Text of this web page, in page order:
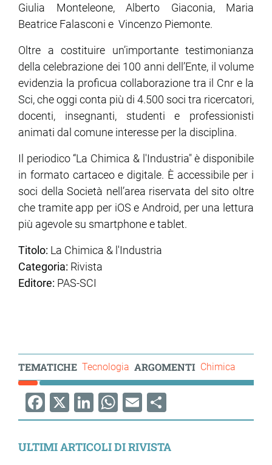
Giulia Monteleone, Alberto Giaconia, Maria
Beatrice Falasconi e Vincenzo Piemonte.
Oltre a costituire un’importante testimonianza
della celebrazione dei 100 anni dell’Ente, il volume
evidenzia la proficua collaborazione tra il Cnr e la
Sci, che oggi conta più di 4.500 soci tra ricercatori,
docenti, insegnanti, studenti e professionisti
animati dal comune interesse per la disciplina.
Il periodico “La Chimica & l'Industria" è disponibile
in formato cartaceo e digitale. È accessibile per i
soci della Società nell’area riservata del sito oltre
che tramite app per iOS e Android, per una lettura
più agevole su smartphone e tablet.
Titolo: La Chimica & l'Industria
Categoria: Rivista
Editore: PAS-SCI
TEMATICHE Tecnologia ARGOMENTI Chimica
Facebook
X LinkedIn
WhatsApp
EmailShare
ULTIMI ARTICOLI DI RIVISTA